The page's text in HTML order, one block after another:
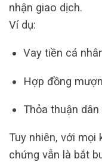
nhận giao dịch.
Ví dụ:
Vay tiền cá
Hợp đồng
Thỏa thuận
Tuy nhiên, với mọi
chứng vẫn là bắt